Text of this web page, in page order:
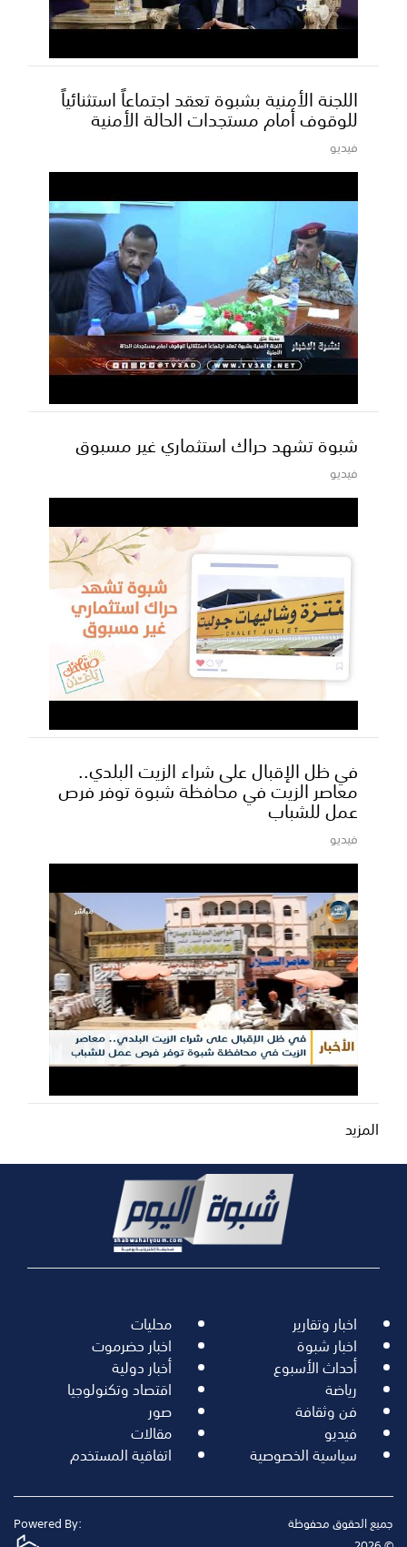
اللجنة الأمنية بشبوة تعقد اجتماعاً استثنائياً
للوقوف أمام مستجدات الحالة الأمنية
فيديو
شبوة تشهد حراك استثماري غير مسبوق
فيديو
في ظل الإقبال على شراء الزيت البلدي..
معاصر الزيت في محافظة شبوة توفر فرص
عمل للشباب
فيديو
المزيد
اخبار وتقارير محليات
اخبار شبوة اخبار حضرموت
أحداث الأسبوع أخبار دولية
رياضة اقتصاد وتكنولوجيا
فن وثقافة صور
فيديو مقالات
سياسية الخصوصية اتفاقية المستخدم
جميع الحقوق محفوظة
Powered By: